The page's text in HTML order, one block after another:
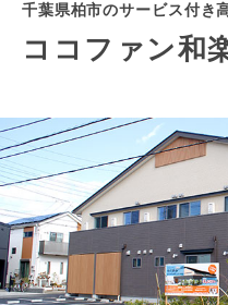
千葉県柏市のサービス付き
ココファン和